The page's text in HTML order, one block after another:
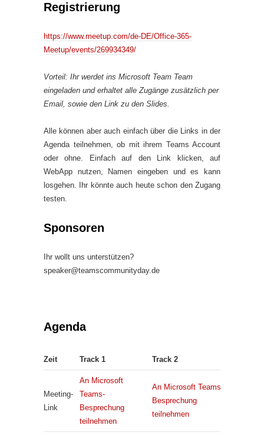
Registrierung
https://www.meetup.com/de-DE/Office-365-
Meetup/events/269934349/
Vorteil: Ihr werdet ins Microsoft Team Team
eingeladen und erhaltet alle Zugänge zusätzlich per
Email, sowie den Link zu den Slides.
Alle können aber auch einfach über die Links in der
Agenda teilnehmen, ob mit ihrem Teams Account
oder ohne. Einfach auf den Link klicken, auf
WebApp nutzen, Namen eingeben und es kann
losgehen. Ihr könnte auch heute schon den Zugang
testen.
Sponsoren
Ihr wollt uns unterstützen?
speaker@teamscommunityday.de
Agenda
Zeit Track 1 Track 2
Meeting-
Link
An Microsoft
Teams-
Besprechung
teilnehmen
An Microsoft Teams-
Besprechung
teilnehmen